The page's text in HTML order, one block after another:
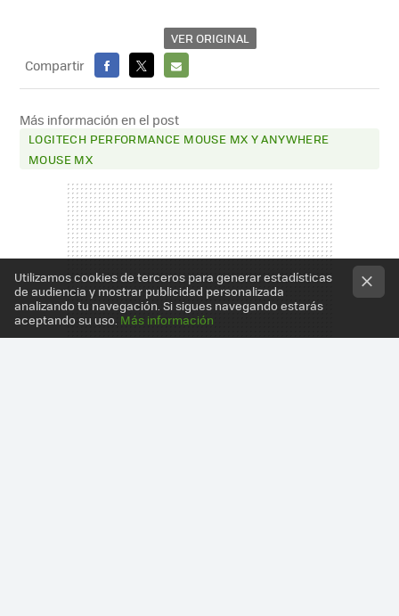
VER ORIGINAL
Compartir
FACEBOOK
X
E-
MAIL
Más información en el post
LOGITECH PERFORMANCE MOUSE MX Y ANYWHERE
MOUSE MX
Utilizamos cookies de terceros para generar estadísticas
de audiencia y mostrar publicidad personalizada
analizando tu navegación. Si sigues navegando estarás
aceptando su uso. Más información